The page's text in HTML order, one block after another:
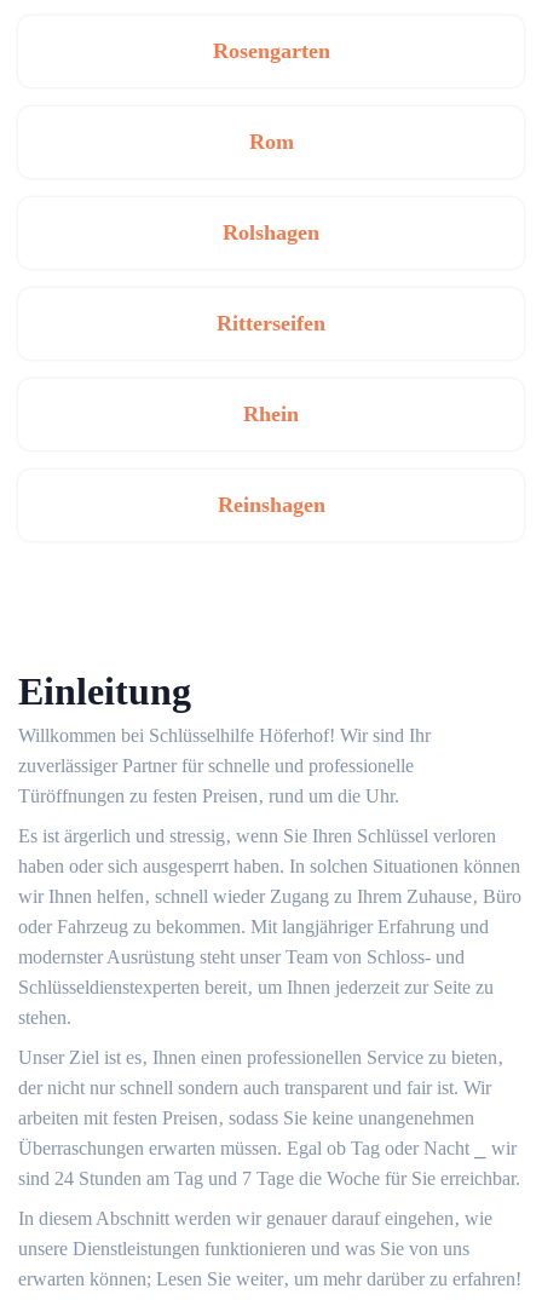
Rosengarten
Rom
Rolshagen
Ritterseifen
Rhein
Reinshagen
Einleitung
Willkommen bei Schlüsselhilfe Höferhof!​ Wir sind Ihr
zuverlässiger Partner für schnelle und professionelle
Türöffnungen zu festen Preisen‚ rund um die Uhr.​
Es ist ärgerlich und stressig‚ wenn Sie Ihren Schlüssel verloren
haben oder sich ausgesperrt haben.​ In solchen Situationen können
wir Ihnen helfen‚ schnell wieder Zugang zu Ihrem Zuhause‚ Büro
oder Fahrzeug zu bekommen.​ Mit langjähriger Erfahrung und
modernster Ausrüstung steht unser Team von Schloss- und
Schlüsseldienstexperten bereit‚ um Ihnen jederzeit zur Seite zu
stehen.​
Unser Ziel ist es‚ Ihnen einen professionellen Service zu bieten‚
der nicht nur schnell sondern auch transparent und fair ist. Wir
arbeiten mit festen Preisen‚ sodass Sie keine unangenehmen
Überraschungen erwarten müssen.​ Egal ob Tag oder Nacht ⎯ wir
sind 24 Stunden am Tag und 7 Tage die Woche für Sie erreichbar.​
In diesem Abschnitt werden wir genauer darauf eingehen‚ wie
unsere Dienstleistungen funktionieren und was Sie von uns
erwarten können; Lesen Sie weiter‚ um mehr darüber zu erfahren!​